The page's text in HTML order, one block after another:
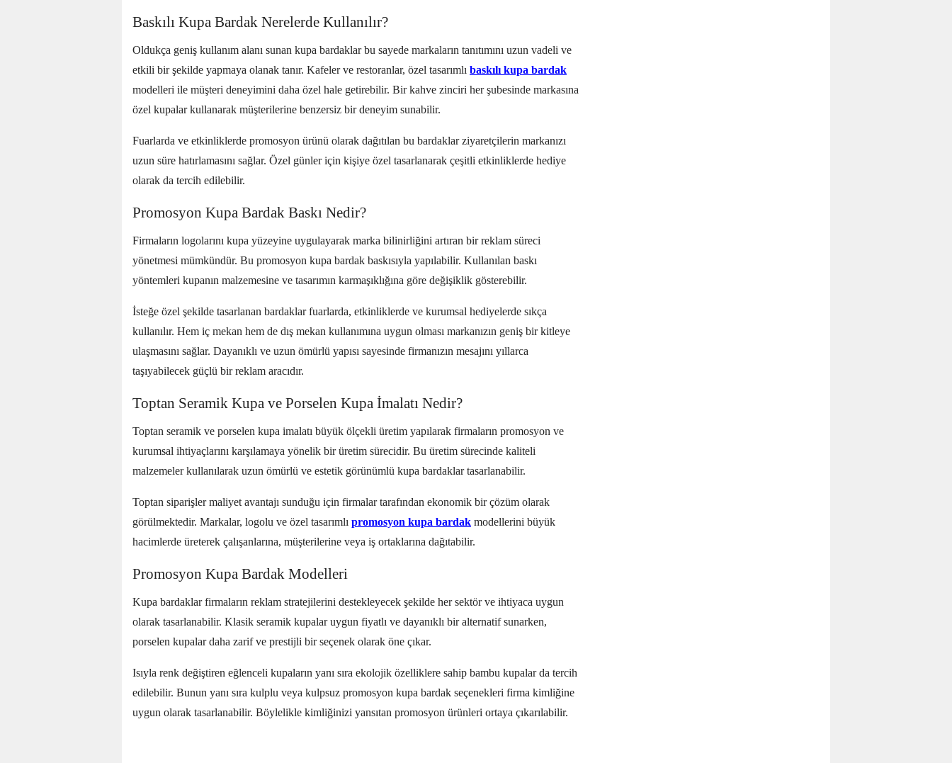
Baskılı Kupa Bardak Nerelerde Kullanılır?
Oldukça geniş kullanım alanı sunan kupa bardaklar bu sayede markaların tanıtımını uzun vadeli ve
etkili bir şekilde yapmaya olanak tanır. Kafeler ve restoranlar, özel tasarımlı baskılı kupa bardak
modelleri ile müşteri deneyimini daha özel hale getirebilir. Bir kahve zinciri her şubesinde markasına
özel kupalar kullanarak müşterilerine benzersiz bir deneyim sunabilir.
Fuarlarda ve etkinliklerde promosyon ürünü olarak dağıtılan bu bardaklar ziyaretçilerin markanızı
uzun süre hatırlamasını sağlar. Özel günler için kişiye özel tasarlanarak çeşitli etkinliklerde hediye
olarak da tercih edilebilir.
Promosyon Kupa Bardak Baskı Nedir?
Firmaların logolarını kupa yüzeyine uygulayarak marka bilinirliğini artıran bir reklam süreci
yönetmesi mümkündür. Bu promosyon kupa bardak baskısıyla yapılabilir. Kullanılan baskı
yöntemleri kupanın malzemesine ve tasarımın karmaşıklığına göre değişiklik gösterebilir.
İsteğe özel şekilde tasarlanan bardaklar fuarlarda, etkinliklerde ve kurumsal hediyelerde sıkça
kullanılır. Hem iç mekan hem de dış mekan kullanımına uygun olması markanızın geniş bir kitleye
ulaşmasını sağlar. Dayanıklı ve uzun ömürlü yapısı sayesinde firmanızın mesajını yıllarca
taşıyabilecek güçlü bir reklam aracıdır.
Toptan Seramik Kupa ve Porselen Kupa İmalatı Nedir?
Toptan seramik ve porselen kupa imalatı büyük ölçekli üretim yapılarak firmaların promosyon ve
kurumsal ihtiyaçlarını karşılamaya yönelik bir üretim sürecidir. Bu üretim sürecinde kaliteli
malzemeler kullanılarak uzun ömürlü ve estetik görünümlü kupa bardaklar tasarlanabilir.
Toptan siparişler maliyet avantajı sunduğu için firmalar tarafından ekonomik bir çözüm olarak
görülmektedir. Markalar, logolu ve özel tasarımlı promosyon kupa bardak modellerini büyük
hacimlerde üreterek çalışanlarına, müşterilerine veya iş ortaklarına dağıtabilir.
Promosyon Kupa Bardak Modelleri
Kupa bardaklar firmaların reklam stratejilerini destekleyecek şekilde her sektör ve ihtiyaca uygun
olarak tasarlanabilir. Klasik seramik kupalar uygun fiyatlı ve dayanıklı bir alternatif sunarken,
porselen kupalar daha zarif ve prestijli bir seçenek olarak öne çıkar.
Isıyla renk değiştiren eğlenceli kupaların yanı sıra ekolojik özelliklere sahip bambu kupalar da tercih
edilebilir. Bunun yanı sıra kulplu veya kulpsuz promosyon kupa bardak seçenekleri firma kimliğine
uygun olarak tasarlanabilir. Böylelikle kimliğinizi yansıtan promosyon ürünleri ortaya çıkarılabilir.